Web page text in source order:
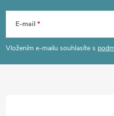
p
a
E-mail
Vložením e-mailu souhlasíte s